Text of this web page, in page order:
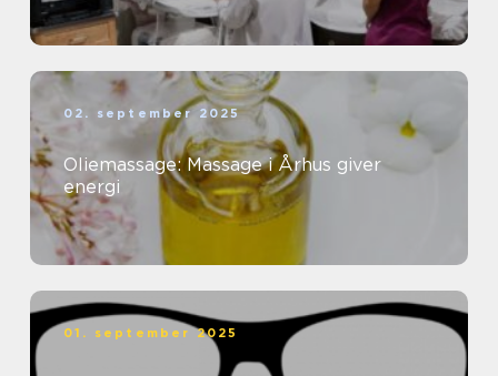
02. september 2025
Oliemassage: Massage i Århus giver
energi
01. september 2025